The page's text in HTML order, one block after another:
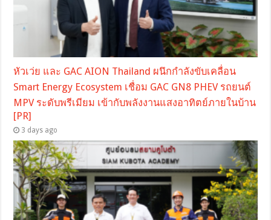
หัวเว่ย และ GAC AION Thailand ผนึกกำลังขับเคลื่อน
Smart Energy Ecosystem เชื่อม GAC GN8 PHEV รถยนต์
MPV ระดับพรีเมียม เข้ากับพลังงานแสงอาทิตย์ภายในบ้าน
[PR]
3 days ago